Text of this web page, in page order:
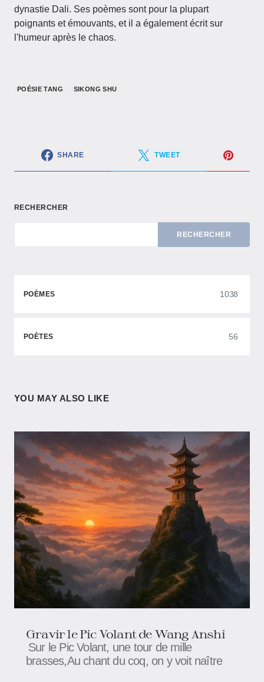
dynastie Dali. Ses poèmes sont pour la plupart
poignants et émouvants, et il a également écrit sur
l'humeur après le chaos.
POÉSIE TANG SIKONG SHU
SHARE TWEET
RECHERCHER
RECHERCHER
POÈMES 1038
POÈTES 56
YOU MAY ALSO LIKE
Gravir le Pic Volant ​​de Wang Anshi
Sur le Pic Volant, une tour de mille
brasses,Au chant du coq, on y voit naître